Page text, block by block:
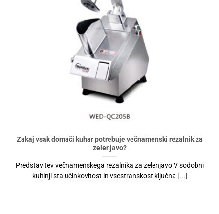
Zakaj vsak domači kuhar potrebuje večnamenski rezalnik za
zelenjavo?
Predstavitev večnamenskega rezalnika za zelenjavo V sodobni
kuhinji sta učinkovitost in vsestranskost ključna [...]